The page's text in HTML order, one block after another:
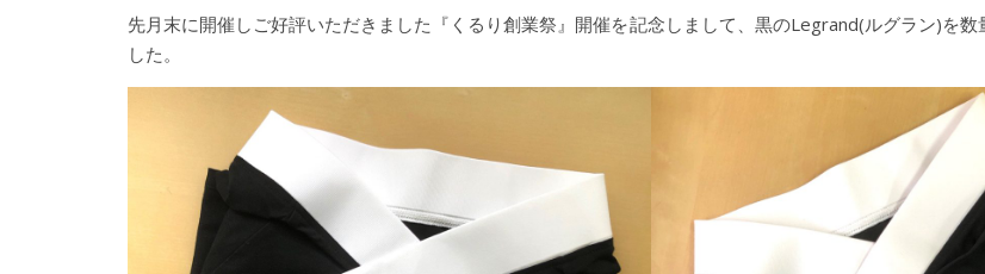
先月末に開催しご好評いただきました『くるり創業祭』開催を記念しまして、黒のLegrand(ルグラン)を数
した。